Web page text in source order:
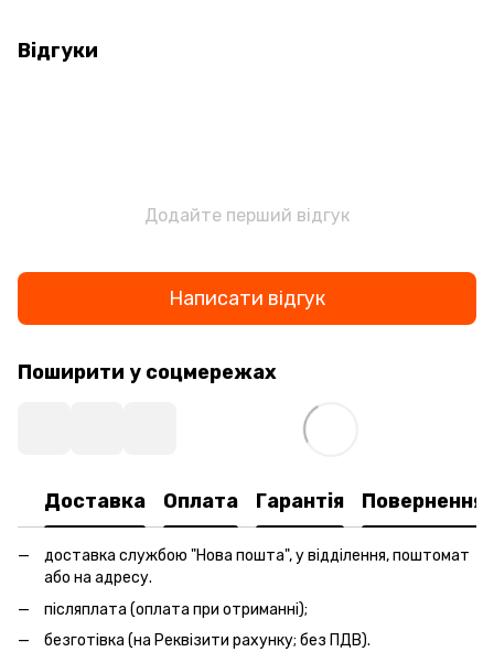
Відгуки
Додайте перший відгук
Написати відгук
Поширити у соцмережах
Доставка Оплата Гарантія Повернення
доставка службою "Нова пошта", у відділення, поштомат
або на адресу.
післяплата (оплата при отриманні);
безготівка (на Реквізити рахунку; без ПДВ).